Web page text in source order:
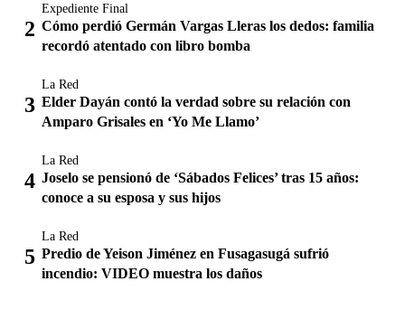
Expediente Final
Cómo perdió Germán Vargas Lleras los dedos: familia
recordó atentado con libro bomba
La Red
Elder Dayán contó la verdad sobre su relación con
Amparo Grisales en ‘Yo Me Llamo’
La Red
Joselo se pensionó de ‘Sábados Felices’ tras 15 años:
conoce a su esposa y sus hijos
La Red
Predio de Yeison Jiménez en Fusagasugá sufrió
incendio: VIDEO muestra los daños